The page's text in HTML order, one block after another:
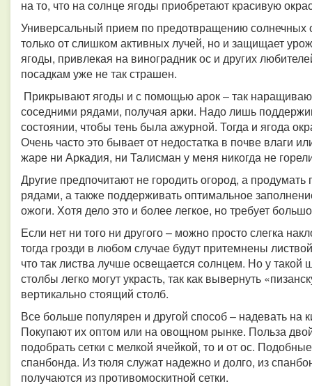
на то, что на солнце ягоды приобретают красивую
Универсальный прием по предотвращению солнечных
только от слишком активных лучей, но и защищает
ягоды, привлекая на виноградник ос и других
посадкам уже не так страшен.
Прикрывают ягоды и с помощью арок – так
соседними рядами, получая арки. Надо лишь
состоянии, чтобы тень была ажурной. Тогда и ягода
Очень часто это бывает от недостатка в почве влаги
жаре ни Аркадия, ни Талисман у меня никогда не
Другие предпочитают не городить огород, а
рядами, а также поддерживать оптимальное
ожоги. Хотя дело это и более легкое, но требует
Если нет ни того ни другого – можно просто слегка
тогда грозди в любом случае будут притемнены
что так листва лучше освещается солнцем. Но у
столбы легко могут украсть, так как вывернуть
вертикально стоящий столб.
Все больше популярен и другой способ – надевать на
Покупают их оптом или на овощном рынке. Польза
подобрать сетки с мелкой ячейкой, то и от ос.
спанбонда. Из тюля служат надежно и долго, из
получаются из противомоскитной сетки.